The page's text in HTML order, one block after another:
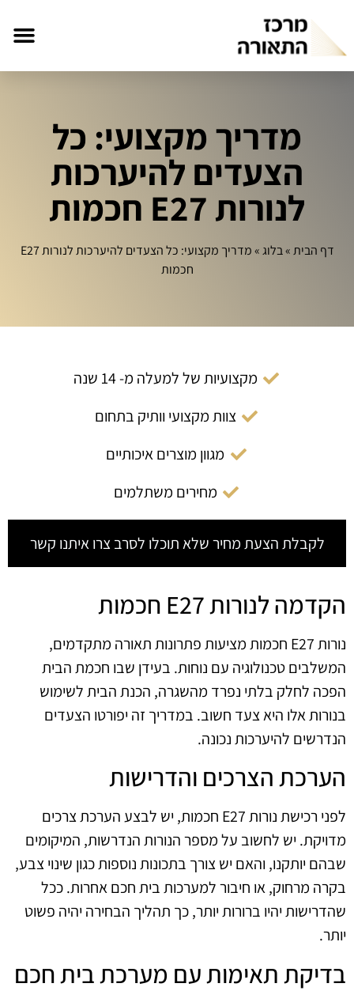
מדריך מקצועי: כל
הצעדים להיערכות
לנורות E27 חכמות
דף הבית»בלוג»
מדריך מקצועי: כל הצעדים להיערכות לנורות E27
חכמות
מקצועיות של למעלה מ- 14 שנה
צוות מקצועי וותיק בתחום
מגוון מוצרים איכותיים
מחירים משתלמים
לקבלת הצעת מחיר שלא תוכלו לסרב צרו איתנו קשר
הקדמה לנורות E27 חכמות
נורות E27 חכמות מציעות פתרונות תאורה מתקדמים,
המשלבים טכנולוגיה עם נוחות. בעידן שבו חכמת הבית
הפכה לחלק בלתי נפרד מהשגרה, הכנת הבית לשימוש
בנורות אלו היא צעד חשוב. במדריך זה יפורטו הצעדים
הנדרשים להיערכות נכונה.
הערכת הצרכים והדרישות
לפני רכישת נורות E27 חכמות, יש לבצע הערכת צרכים
מדויקת. יש לחשוב על מספר הנורות הנדרשות, המיקומים
שבהם יותקנו, והאם יש צורך בתכונות נוספות כגון שינוי צבע,
בקרה מרחוק, או חיבור למערכות בית חכם אחרות. ככל
שהדרישות יהיו ברורות יותר, כך תהליך הבחירה יהיה פשוט
יותר.
בדיקת תאימות עם מערכת בית חכם